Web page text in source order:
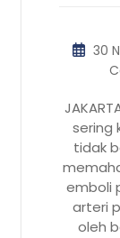
30
sering
tidak
emboli
arteri
oleh